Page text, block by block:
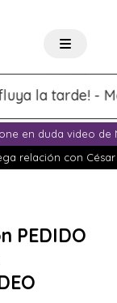
tarde! - Martin
en duda video de
relación con
PEDIDO